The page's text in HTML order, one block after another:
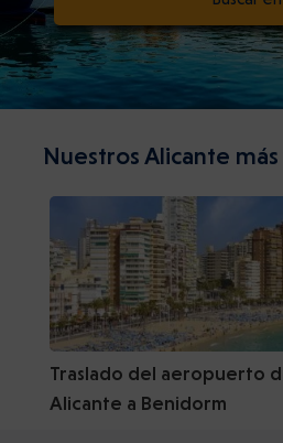
Nuestros Alicante
Traslado del aeropuerto
Alicante a Benidorm